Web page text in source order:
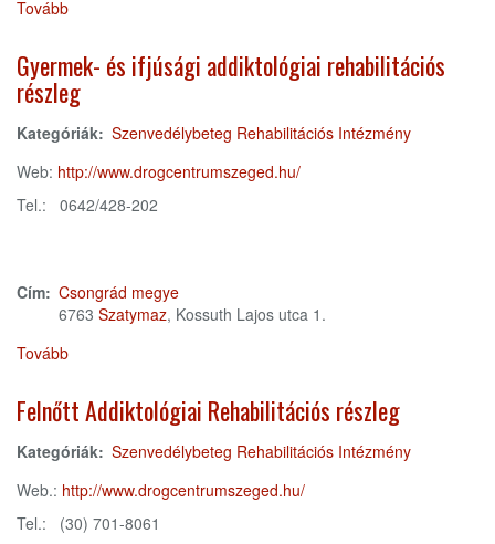
Tovább
Központ)
Gyermek- és ifjúsági addiktológiai rehabilitációs
részleg
Kategóriák: Szenvedélybeteg Rehabilitációs Intézmény
Web: http://www.drogcentrumszeged.hu/
Tel.: 0642/428-202
Cím: Csongrád megye
6763 Szatymaz, Kossuth Lajos utca 1.
Tovább
ifjúsági
addiktológiai
rehabilitációs
részleg)
Felnőtt Addiktológiai Rehabilitációs részleg
Kategóriák: Szenvedélybeteg Rehabilitációs Intézmény
Web.: http://www.drogcentrumszeged.hu/
Tel.: (30) 701-8061